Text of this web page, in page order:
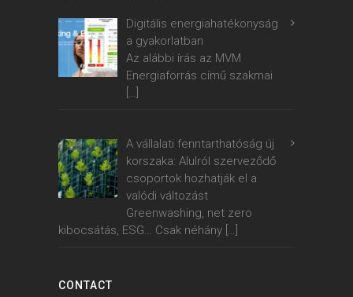
Digitális energiahatékonyság
a gyakorlatban
Az alábbi írás az MVM
Energiaforrás című szakmai
A vállalati fenntarthatóság új
korszaka: Alulról szerveződő
csoportok hozhatják el a
valódi változást
Greenwashing, net zero
kibocsátás, ESG… Csak néhány […]
CONTACT